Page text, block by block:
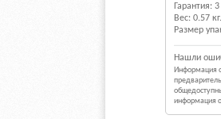
Гарантия:
Вес: 0.57 кг.
Размер
Нашли
Информация
информация